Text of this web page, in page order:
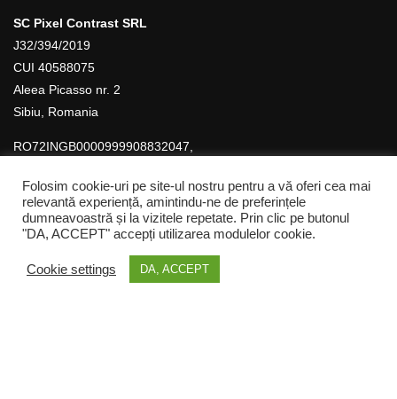
SC Pixel Contrast SRL
J32/394/2019
CUI 40588075
Aleea Picasso nr. 2
Sibiu, Romania
RO72INGB0000999908832047,
Scoala de Fotografie Image Art
Copyright © Pixel Contrast SRL
Folosim cookie-uri pe site-ul nostru pentru a vă oferi cea mai
relevantă experiență, amintindu-ne de preferințele
dumneavoastră și la vizitele repetate. Prin clic pe butonul
"DA, ACCEPT" accepți utilizarea modulelor cookie.
Cookie settings DA, ACCEPT